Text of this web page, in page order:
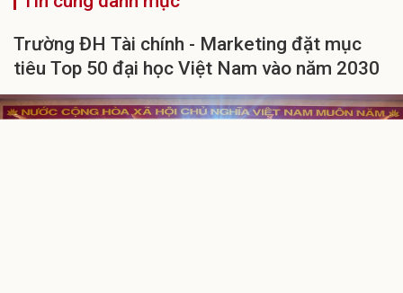
Trường ĐH Tài chính - Marketing đặt mục
tiêu Top 50 đại học Việt Nam vào năm 2030